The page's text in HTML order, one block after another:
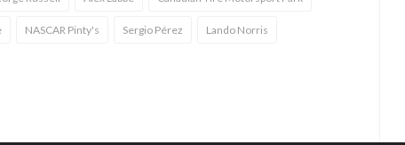
NASCAR Pinty's Sergio Pérez Lando Norris